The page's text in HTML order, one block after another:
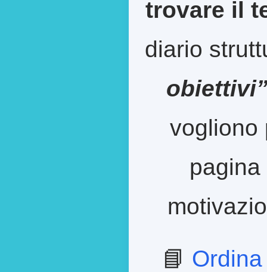
trovare il
diario
vogliono
📘